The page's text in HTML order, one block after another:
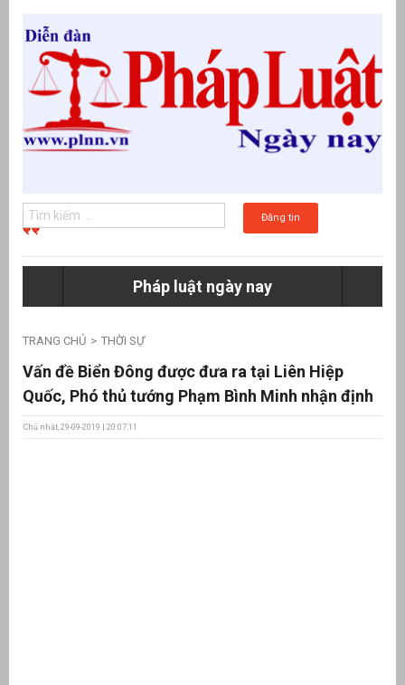
Đăng tin
Pháp luật ngày nay
TRANG CHỦ THỜI SỰ
Vấn đề Biển Đông được đưa ra tại Liên Hiệp
Quốc, Phó thủ tướng Phạm Bình Minh nhận định
Chủ nhật, 29-09-2019 | 20:07:11